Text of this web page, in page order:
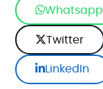
Whatsapp
Twitter
LinkedIn